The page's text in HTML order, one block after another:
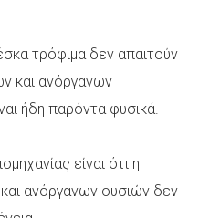
τρόφιμα δεν απαιτούν
και ανόργανων
ήδη παρόντα φυσικά.
είναι ότι η
ανόργανων ουσιών δεν